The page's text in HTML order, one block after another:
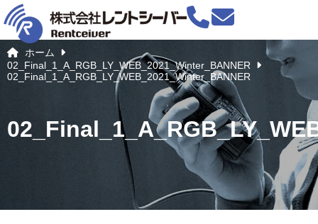
ホーム
02_Final_1_A_RGB_LY_WEB_2021_Winter_BANNER
02_Final_1_A_RGB_LY_WEB_2021_Winter_BANNER